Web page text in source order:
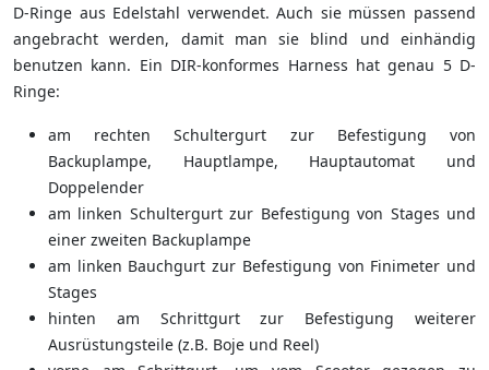
D-Ringe aus Edelstahl verwendet. Auch sie müssen passend
angebracht werden, damit man sie blind und einhändig
benutzen kann. Ein DIR-konformes Harness hat genau 5 D-
Ringe:
am rechten Schultergurt zur Befestigung von
Backuplampe, Hauptlampe, Hauptautomat und
Doppelender
am linken Schultergurt zur Befestigung von Stages und
einer zweiten Backuplampe
am linken Bauchgurt zur Befestigung von Finimeter und
Stages
hinten am Schrittgurt zur Befestigung weiterer
Ausrüstungsteile (z.B. Boje und Reel)